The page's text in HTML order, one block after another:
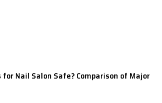
for Nail Salon Safe? Comparison of Major